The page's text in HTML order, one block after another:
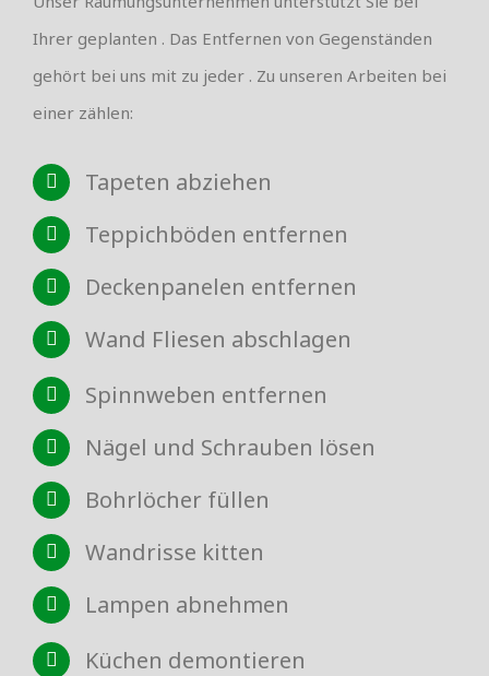
Ihrer geplanten . Das Entfernen von Gegenständen
gehört bei uns mit zu jeder . Zu unseren Arbeiten bei
einer zählen:
Tapeten abziehen
Teppichböden entfernen
Deckenpanelen entfernen
Wand Fliesen abschlagen
Spinnweben entfernen
Nägel und Schrauben lösen
Bohrlöcher füllen
Wandrisse kitten
Lampen abnehmen
Küchen demontieren